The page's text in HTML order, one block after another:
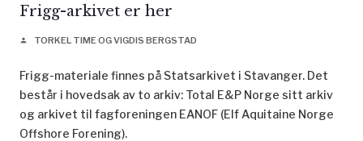
Frigg-arkivet er her
person TORKEL TIME OG VIGDIS BERGSTAD
Frigg-materiale finnes på Statsarkivet i Stavanger. Det
består i hovedsak av to arkiv: Total E&P Norge sitt arkiv
og arkivet til fagforeningen EANOF (Elf Aquitaine Norge
Offshore Forening).